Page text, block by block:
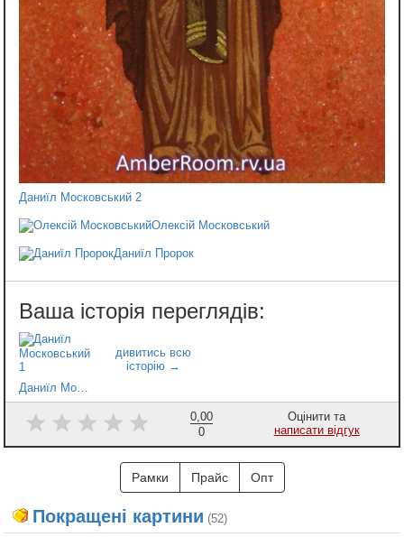
Даниїл Московський 2
Олексій Московський
Даниїл Пророк
0,00
0
Оцінити та
написати відгук
Рамки Прайс Опт
Покращені картини (52)